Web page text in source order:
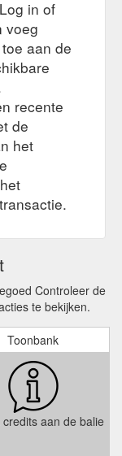
in of
voeg
aan de
recente
de
het
Controleer de
te bekijken.
Toonbank
aan de balie